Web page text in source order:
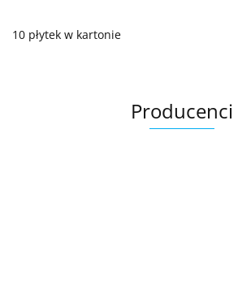
10 płytek w kartonie
Producenci